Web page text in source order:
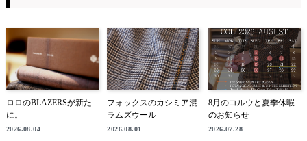
ロロのBLAZERSが新た
に。
2026.08.04
フォックスのカシミア混
ラムズウール
2026.08.01
8月のコルウと夏季休暇
のお知らせ
2026.07.28